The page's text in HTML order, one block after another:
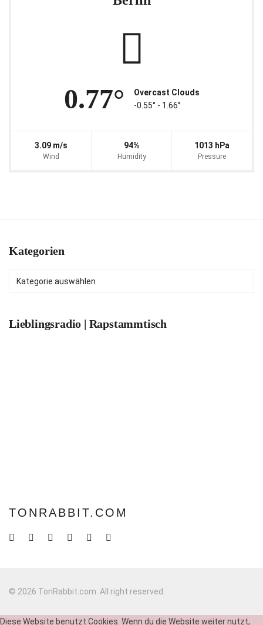
0.77°
Overcast Clouds
-0.55° ‐ 1.66°
3.09 m/s
Wind
94%
Humidity
1013 hPa
Pressure
Kategorien
Lieblingsradio | Rapstammtisch
TONRABBIT.COM
© 2026 TonRabbit.com. All right reserved.
Diese Website benutzt Cookies. Wenn du die Website weiter nutzt,